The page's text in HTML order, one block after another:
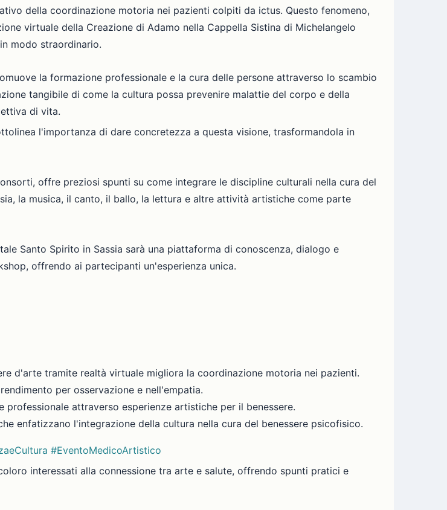
della coordinazione motoria nei pazienti colpiti da ictus. Questo fenomeno,
virtuale della Creazione di Adamo nella Cappella Sistina di Michelangelo
modo straordinario.
la formazione professionale e la cura delle persone attraverso lo scambio
tangibile di come la cultura possa prevenire malattie del corpo e della
di vita.
l'importanza di dare concretezza a questa visione, trasformandola in
offre preziosi spunti su come integrare le discipline culturali nella cura del
la musica, il canto, il ballo, la lettura e altre attività artistiche come parte
Santo Spirito in Sassia sarà una piattaforma di conoscenza, dialogo e
offrendo ai partecipanti un'esperienza unica.
d'arte tramite realtà virtuale migliora la coordinazione motoria nei pazienti.
per osservazione e nell'empatia.
professionale attraverso esperienze artistiche per il benessere.
enfatizzano l'integrazione della cultura nella cura del benessere psicofisico.
#EventoMedicoArtistico
interessati alla connessione tra arte e salute, offrendo spunti pratici e